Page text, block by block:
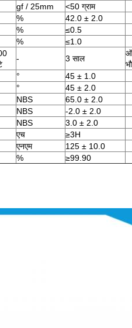
gf / 25mm <50 ग्राम
%
42.0 ± 2.0
%
≤0.5
%
≤1.0
- 3 साल
°
45 ± 1.0
° 45 ± 2.0
NBS
65.0 ± 2.0
NBS
-2.0 ± 2.0
NBS
3.0 ± 2.0
एच
≥3H
एनएम
125 ± 10.0
% ≥99.90